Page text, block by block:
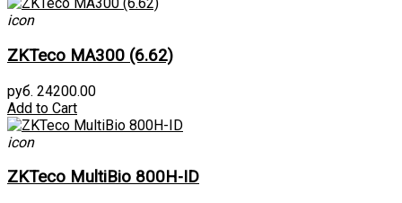
icon
ZKTeco MA300 (6.62)
руб. 24200.00
Add to Cart
icon
ZKTeco MultiBio 800H-ID